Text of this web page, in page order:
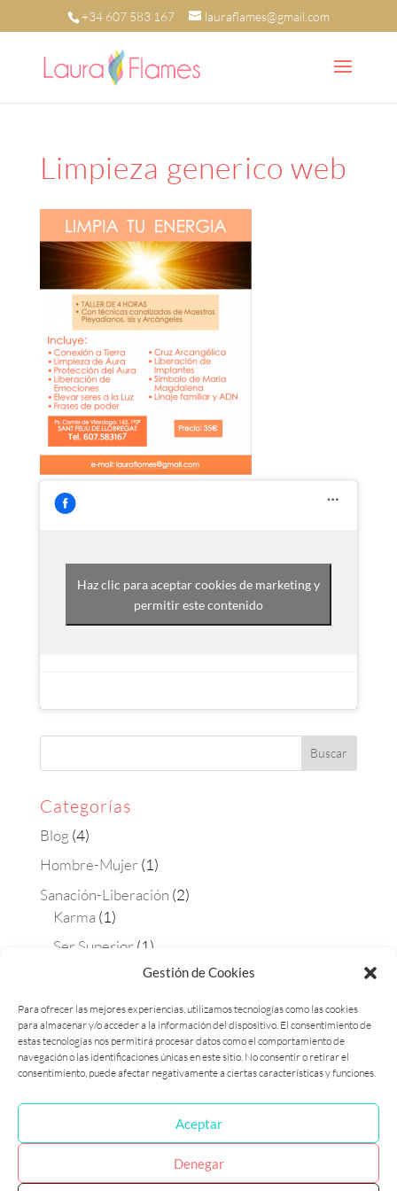
Gestión de Cookies
Para ofrecer las mejores experiencias, utilizamos tecnologías como las cookies
para almacenar y/o acceder a la información del dispositivo. El consentimiento de
estas tecnologías nos permitirá procesar datos como el comportamiento de
navegación o las identificaciones únicas en este sitio. No consentir o retirar el
consentimiento, puede afectar negativamente a ciertas características y funciones.
Aceptar
Denegar
+34 607 583 167 lauraflames@gmail.com
Limpieza generico web
Haz clic para aceptar cookies de marketing y
permitir este contenido
Categorías
Blog (4)
Hombre-Mujer (1)
Sanación-Liberación (2)
Karma (1)
Ser Superior (1)
Constelaciones(1)
Matrix Maestra(1)
Política de cookies (UE) Política de privacidad